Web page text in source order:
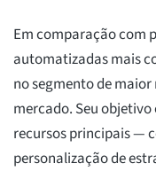
Em comparação com
automatizadas mais
no segmento de
mercado. Seu
recursos principais —
personalização de